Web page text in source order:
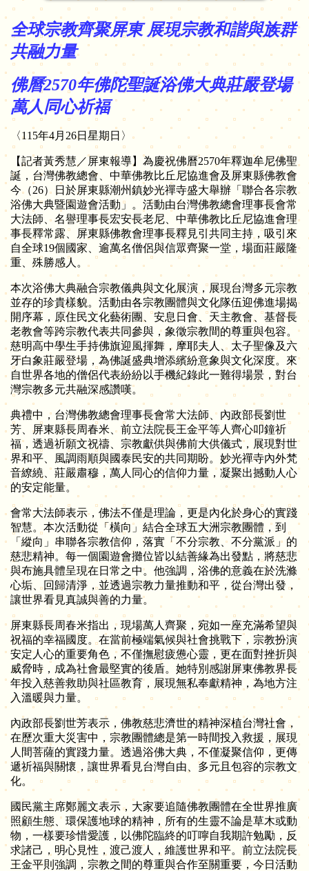
全球宗教齊聚屏東 展現宗教和諧與族群
共融力量
佛曆2570年佛陀聖誕浴佛大典莊嚴登場
萬人同心祈福
〈115年4月26日星期日〉
【記者黃秀慧／屏東報導】為慶祝佛曆2570年釋迦牟尼佛聖
誕，台灣佛教總會、中華佛教比丘尼協進會及屏東縣佛教會
今（26）日於屏東縣潮州鎮妙光禪寺盛大舉辦「聯合各宗教
浴佛大典暨園遊會活動」。活動由台灣佛教總會理事長會常
大法師、名譽理事長宏安長老尼、中華佛教比丘尼協進會理
事長釋常露、屏東縣佛教會理事長釋見引共同主持，吸引來
自全球19個國家、逾萬名僧侶與信眾齊聚一堂，場面莊嚴隆
重、殊勝感人。
本次浴佛大典融合宗教儀典與文化展演，展現台灣多元宗教
並存的珍貴樣貌。活動由各宗教團體與文化隊伍迎佛進場揭
開序幕，原住民文化藝術團、安息日會、天主教會、基督長
老教會等跨宗教代表共同參與，象徵宗教間的尊重與包容。
慈明高中學生手持佛旗迎風揮舞，摩耶夫人、太子聖像及六
牙白象莊嚴登場，為佛誕盛典增添繽紛意象與文化深度。來
自世界各地的僧侶代表紛紛以手機紀錄此一難得場景，對台
灣宗教多元共融深感讚嘆。
典禮中，台灣佛教總會理事長會常大法師、內政部長劉世
芳、屏東縣長周春米、前立法院長王金平等人齊心叩鐘祈
福，透過祈願文祝禱、宗教獻供與佛前大供儀式，展現對世
界和平、風調雨順與國泰民安的共同期盼。妙光禪寺內外梵
音繚繞、莊嚴肅穆，萬人同心的信仰力量，凝聚出撼動人心
的安定能量。
會常大法師表示，佛法不僅是理論，更是內化於身心的實踐
智慧。本次活動從「橫向」結合全球五大洲宗教團體，到
「縱向」串聯各宗教信仰，落實「不分宗教、不分黨派」的
慈悲精神。每一個園遊會攤位皆以結善緣為出發點，將慈悲
與布施具體呈現在日常之中。他強調，浴佛的意義在於洗滌
心垢、回歸清淨，並透過宗教力量推動和平，從台灣出發，
讓世界看見真誠與善的力量。
屏東縣長周春米指出，現場萬人齊聚，宛如一座充滿希望與
祝福的幸福國度。在當前極端氣候與社會挑戰下，宗教扮演
安定人心的重要角色，不僅撫慰疲憊心靈，更在面對挫折與
威脅時，成為社會最堅實的後盾。她特別感謝屏東佛教界長
年投入慈善救助與社區教育，展現無私奉獻精神，為地方注
入溫暖與力量。
內政部長劉世芳表示，佛教慈悲濟世的精神深植台灣社會，
在歷次重大災害中，宗教團體總是第一時間投入救援，展現
人間菩薩的實踐力量。透過浴佛大典，不僅凝聚信仰，更傳
遞祈福與關懷，讓世界看見台灣自由、多元且包容的宗教文
化。
國民黨主席鄭麗文表示，大家要追隨佛教團體在全世界推廣
照顧生態、環保護地球的精神，所有的生靈不論是草木或動
物，一樣要珍惜愛護，以佛陀臨終的叮嚀自我期許勉勵，反
求諸己，明心見性，渡己渡人，維護世界和平。前立法院長
王金平則強調，宗教之間的尊重與合作至關重要，今日活動